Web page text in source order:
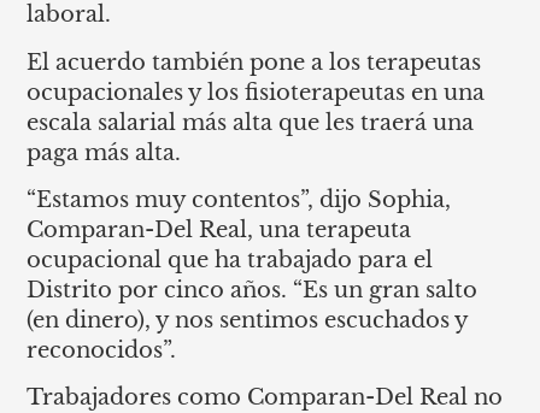
laboral.
El acuerdo también pone a los terapeutas
ocupacionales y los fisioterapeutas en una
escala salarial más alta que les traerá una
paga más alta.
“Estamos muy contentos”, dijo Sophia,
Comparan-Del Real, una terapeuta
ocupacional que ha trabajado para el
Distrito por cinco años. “Es un gran salto
(en dinero), y nos sentimos escuchados y
reconocidos”.
Trabajadores como Comparan-Del Real no